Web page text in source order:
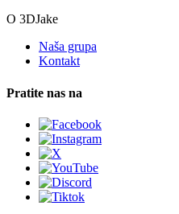
O 3DJake
Naša grupa
Kontakt
Pratite nas na